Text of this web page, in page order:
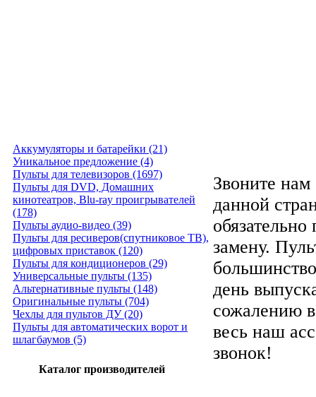
Аккумуляторы и батарейки (21)
Уникальное предложение (4)
Пульты для телевизоров (1697)
Пульты для DVD, Домашних
кинотеатров, Blu-ray проигрывателей
(178)
Пульты аудио-видео (39)
Пульты для ресиверов(спутниковое ТВ),
цифровых приставок (120)
Пульты для кондиционеров (29)
Универсальные пульты (135)
Альтернативные пульты (148)
Оригинальные пульты (704)
Чехлы для пультов ДУ (20)
Пульты для автоматических ворот и
шлагбаумов (5)
Каталог производителей
Звоните нам
данной
замену.
день
сожалению
весь наш
звонок!